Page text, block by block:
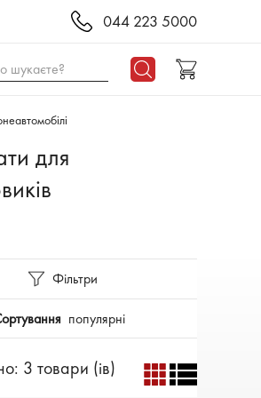
044 223 5000
шукаєте?
для
Фільтри
популярні
3 товари (ів)